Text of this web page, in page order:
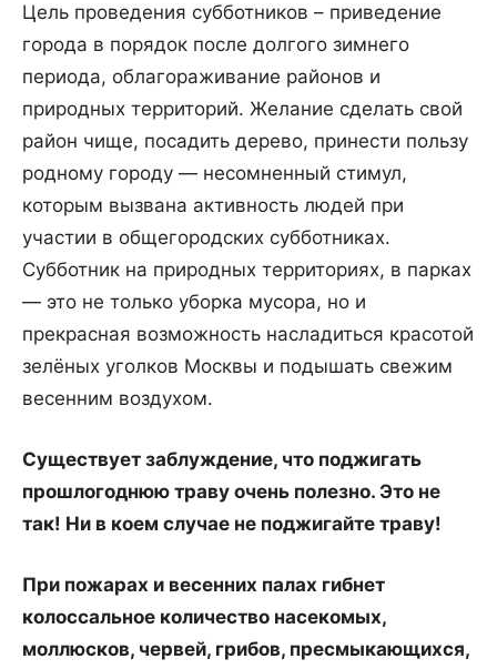
Цель проведения субботников – приведение
города в порядок после долгого зимнего
периода, облагораживание районов и
природных территорий. Желание сделать свой
район чище, посадить дерево, принести пользу
родному городу — несомненный стимул,
которым вызвана активность людей при
участии в общегородских субботниках.
Субботник на природных территориях, в парках
— это не только уборка мусора, но и
прекрасная возможность насладиться красотой
зелёных уголков Москвы и подышать свежим
весенним воздухом.
Существует заблуждение, что поджигать
прошлогоднюю траву очень полезно. Это не
так! Ни в коем случае не поджигайте траву!
При пожарах и весенних палах гибнет
колоссальное количество насекомых,
моллюсков, червей, грибов, пресмыкающихся,